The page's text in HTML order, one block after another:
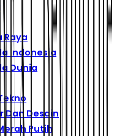
Raya
Indonesia
Dunia
Dan Desain
Putih